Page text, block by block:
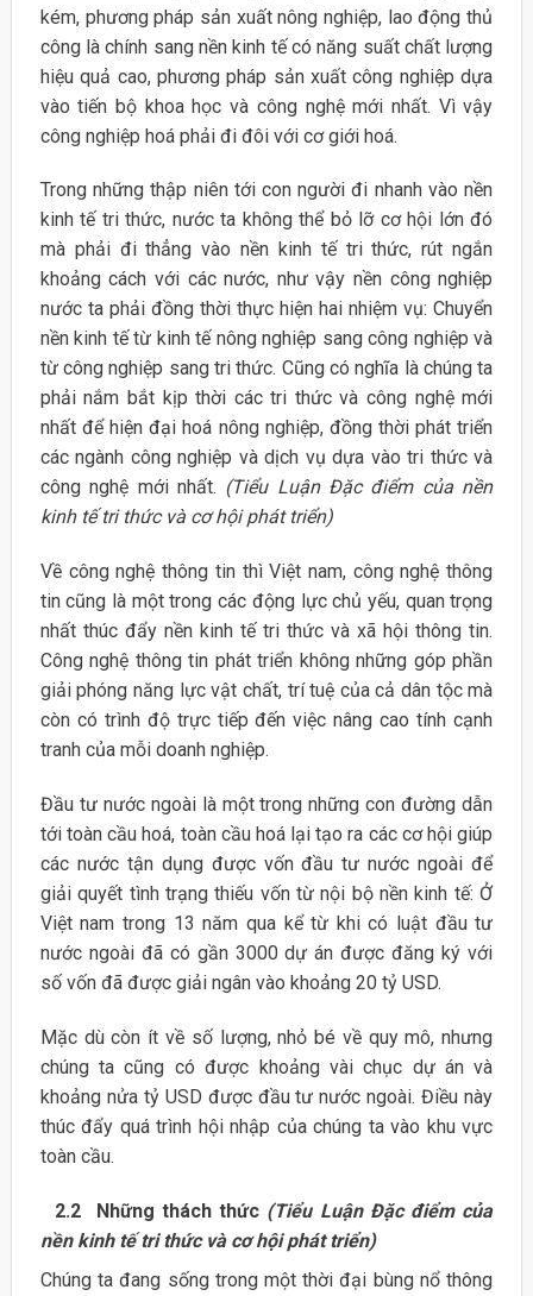
kém, phương pháp sản xuất nông nghiệp, lao động thủ
công là chính sang nền kinh tế có năng suất chất lượng
hiệu quả cao, phương pháp sản xuất công nghiệp dựa
vào tiến bộ khoa học và công nghệ mới nhất. Vì vậy
công nghiệp hoá phải đi đôi với cơ giới hoá.
Trong những thập niên tới con người đi nhanh vào nền
kinh tế tri thức, nước ta không thể bỏ lỡ cơ hội lớn đó
mà phải đi thẳng vào nền kinh tế tri thức, rút ngắn
khoảng cách với các nước, như vậy nền công nghiệp
nước ta phải đồng thời thực hiện hai nhiệm vụ: Chuyển
nền kinh tế từ kinh tế nông nghiệp sang công nghiệp và
từ công nghiệp sang tri thức. Cũng có nghĩa là chúng ta
phải nắm bắt kịp thời các tri thức và công nghệ mới
nhất để hiện đại hoá nông nghiệp, đồng thời phát triển
các ngành công nghiệp và dịch vụ dựa vào tri thức và
công nghệ mới nhất. (Tiểu Luận Đặc điểm của nền
kinh tế tri thức và cơ hội phát triển)
Về công nghệ thông tin thì Việt nam, công nghệ thông
tin cũng là một trong các động lực chủ yếu, quan trọng
nhất thúc đẩy nền kinh tế tri thức và xã hội thông tin.
Công nghệ thông tin phát triển không những góp phần
giải phóng năng lực vật chất, trí tuệ của cả dân tộc mà
còn có trình độ trực tiếp đến việc nâng cao tính cạnh
tranh của mỗi doanh nghiệp.
Đầu tư nước ngoài là một trong những con đường dẫn
tới toàn cầu hoá, toàn cầu hoá lại tạo ra các cơ hội giúp
các nước tận dụng được vốn đầu tư nước ngoài để
giải quyết tình trạng thiếu vốn từ nội bộ nền kinh tế: Ở
Việt nam trong 13 năm qua kể từ khi có luật đầu tư
nước ngoài đã có gần 3000 dự án được đăng ký với
số vốn đã được giải ngân vào khoảng 20 tỷ USD.
Mặc dù còn ít về số lượng, nhỏ bé về quy mô, nhưng
chúng ta cũng có được khoảng vài chục dự án và
khoảng nửa tỷ USD được đầu tư nước ngoài. Điều này
thúc đẩy quá trình hội nhập của chúng ta vào khu vực
toàn cầu.
2.2 Những thách thức (Tiểu Luận Đặc điểm của
nền kinh tế tri thức và cơ hội phát triển)
Chúng ta đang sống trong một thời đại bùng nổ thông